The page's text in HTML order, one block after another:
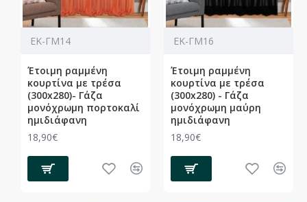
ΕΚ-ΓΜ14
Έτοιμη ραμμένη
κουρτίνα με τρέσα
(300x280)- Γάζα
μονόχρωμη πορτοκαλί
ημιδιάφανη
18,90€
ΕΚ-ΓΜ16
Έτοιμη ραμμένη
κουρτίνα με τρέσα
(300x280) - Γάζα
μονόχρωμη μαύρη
ημιδιάφανη
18,90€